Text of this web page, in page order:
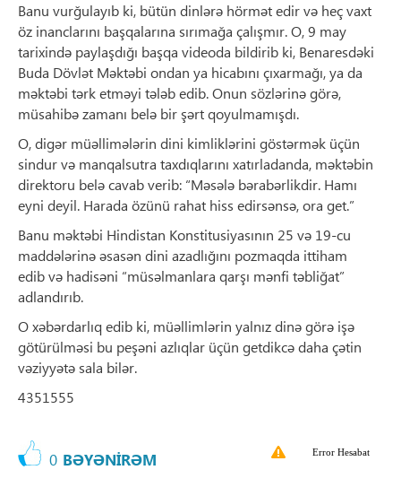
Banu vurğulayıb ki, bütün dinlərə hörmət edir və heç vaxt
öz inanclarını başqalarına sırımağa çalışmır. O, 9 may
tarixində paylaşdığı başqa videoda bildirib ki, Benaresdəki
Buda Dövlət Məktəbi ondan ya hicabını çıxarmağı, ya da
məktəbi tərk etməyi tələb edib. Onun sözlərinə görə,
müsahibə zamanı belə bir şərt qoyulmamışdı.
O, digər müəllimələrin dini kimliklərini göstərmək üçün
sindur və manqalsutra taxdıqlarını xatırladanda, məktəbin
direktoru belə cavab verib: “Məsələ bərabərlikdir. Hamı
eyni deyil. Harada özünü rahat hiss edirsənsə, ora get.”
Banu məktəbi Hindistan Konstitusiyasının 25 və 19-cu
maddələrinə əsasən dini azadlığını pozmaqda ittiham
edib və hadisəni “müsəlmanlara qarşı mənfi təbliğat”
adlandırıb.
O xəbərdarlıq edib ki, müəllimlərin yalnız dinə görə işə
götürülməsi bu peşəni azlıqlar üçün getdikcə daha çətin
vəziyyətə sala bilər.
4351555
0 BƏYƏNİRƏM Error Hesabat